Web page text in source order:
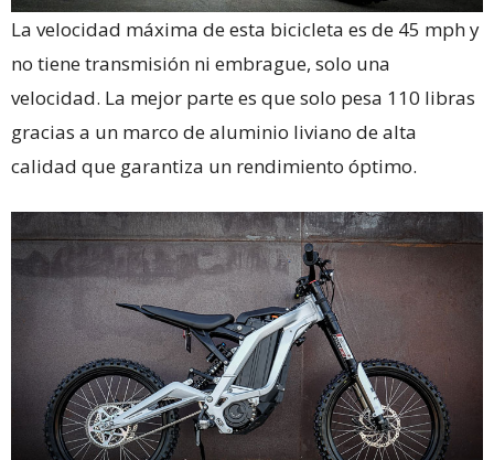
La velocidad máxima de esta bicicleta es de 45 mph y
no tiene transmisión ni embrague, solo una
velocidad. La mejor parte es que solo pesa 110 libras
gracias a un marco de aluminio liviano de alta
calidad que garantiza un rendimiento óptimo.